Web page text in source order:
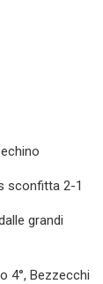
sconfitta 2-1
grandi
4°, Bezzecchi